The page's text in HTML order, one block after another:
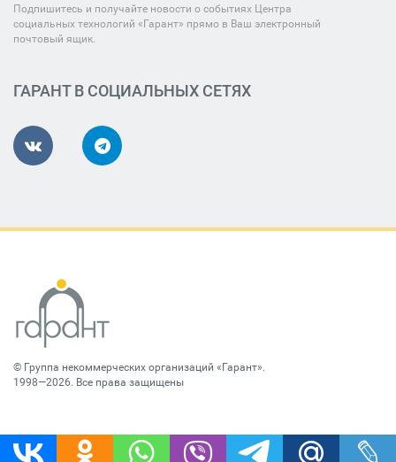
Подпишитесь и получайте новости о событиях Центра
социальных технологий «Гарант» прямо в Ваш электронный
почтовый ящик.
ГАРАНТ В СОЦИАЛЬНЫХ СЕТЯХ
© Группа некоммерческих организаций «Гарант».
1998—2026. Все права защищены